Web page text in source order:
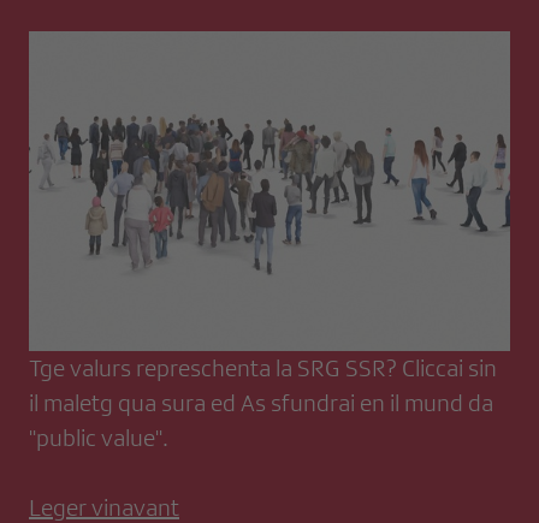
Tge valurs represchenta la SRG SSR? Cliccai sin
il maletg qua sura ed As sfundrai en il mund da
"public value".
Leger vinavant